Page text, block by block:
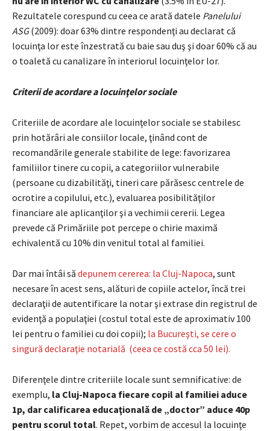
Rezultatele corespund cu ceea ce arată datele Panelului
ASG(2009): doar 63% dintre respondenţi au declarat că
locuinţa lor este înzestrată cu baie sau duş şi doar 60% că au
o toaletă cu canalizare în interiorul locuinţelor lor.
Criterii de acordare a locuinţelor sociale
Criteriile de acordare ale locuinţelor sociale se stabilesc
prin hotărâri ale consiilor locale, ţinând cont de
recomandările generale stabilite de lege: favorizarea
familiilor tinere cu copii, a categoriilor vulnerabile
(persoane cu dizabilităţi, tineri care părăsesc centrele de
ocrotire a copilului, etc.), evaluarea posibilităţilor
financiare ale aplicanţilor şi a vechimii cererii. Legea
prevede că Primăriile pot percepe o chirie maximă
echivalentă cu 10% din venitul total al familiei.
Dar mai întâi să depunem cererea: la Cluj-Napoca, sunt
necesare în acest sens, alături de copiile actelor, încă trei
declaraţii de autentificare la notar şi extrase din registrul de
evidenţă a populaţiei (costul total este de aproximativ 100
lei pentru o familiei cu doi copii); la Bucureşti, se cere o
singură declaraţie notarială (ceea ce costă cca 50 lei).
Diferenţele dintre criteriile locale sunt semnificative: de
exemplu, la Cluj-Napoca fiecare copil al familiei aduce
1p, dar calificarea educaţională de „doctor” aduce 40p
pentru scorul total. Repet, vorbim de accesul la locuinţe